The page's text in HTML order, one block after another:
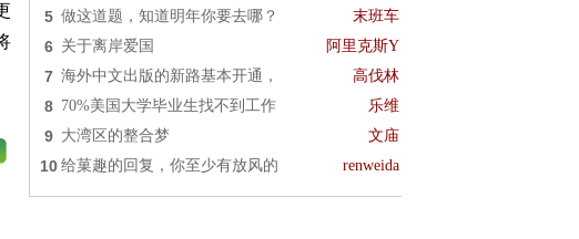
5 做这道题，知道明年你要去哪？ 末班车
6 关于离岸爱国 阿里克斯Y
7 海外中文出版的新路基本开通， 高伐林
8 70%美国大学毕业生找不到工作 乐维
9 大湾区的整合梦 文庙
10 给菓趣的回复，你至少有放风的 renweida